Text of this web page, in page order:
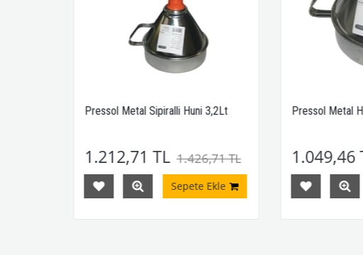
Pressol Metal Sipiralli Huni 3,2Lt
1.212,71 TL 1.426,71 TL
Sepete Ekle
Pressol Metal
1.049,46